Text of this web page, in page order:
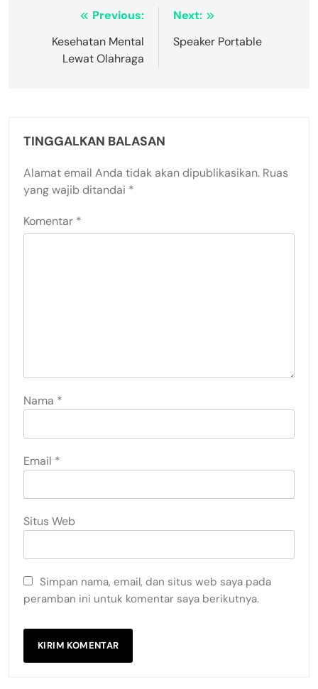
Navigasi
pos
Previous:
Kesehatan Mental
Lewat Olahraga
Next:
Speaker Portable
TINGGALKAN BALASAN
Alamat email Anda tidak akan dipublikasikan. Ruas
yang wajib ditandai *
Komentar *
Nama *
Email *
Situs Web
Simpan nama, email, dan situs web saya pada
peramban ini untuk komentar saya berikutnya.